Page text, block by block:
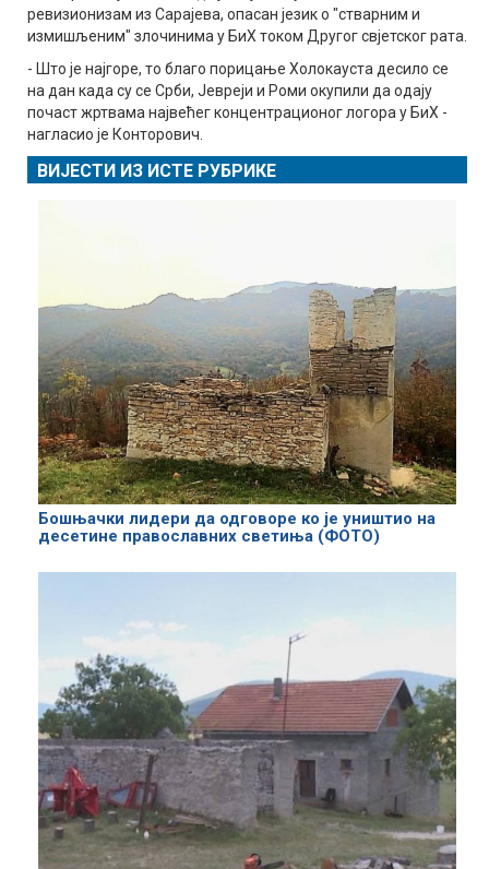
ревизионизам из Сарајева, опасан језик о "стварним и
измишљеним" злочинима у БиХ током Другог свјетског рата.
- Што је најгоре, то благо порицање Холокауста десило се
на дан када су се Срби, Јевреји и Роми окупили да одају
почаст жртвама највећег концентрационог логора у БиХ -
нагласио је Конторович.
ВИЈЕСТИ ИЗ ИСТЕ РУБРИКЕ
Бошњачки лидери да одговоре ко је уништио на
десетине православних светиња (ФОТО)